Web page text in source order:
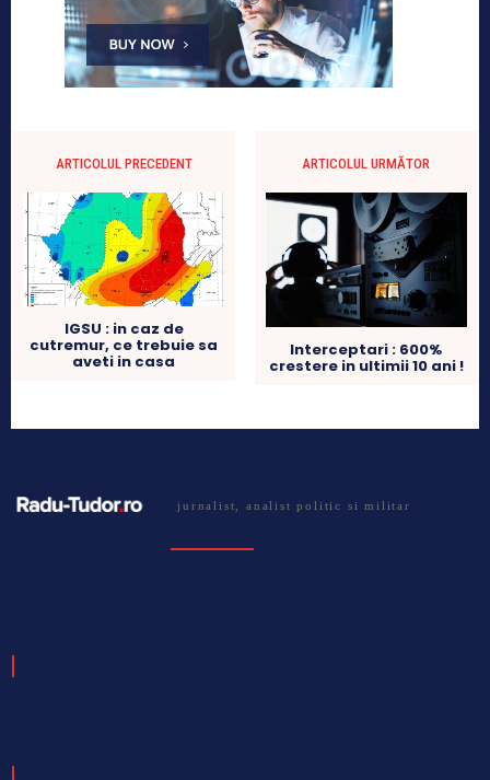
ARTICOLUL PRECEDENT
IGSU : in caz de
cutremur, ce trebuie sa
aveti in casa
ARTICOLUL URMĂTOR
Interceptari : 600%
crestere in ultimii 10 ani !
jurnalist, analist politic si militar